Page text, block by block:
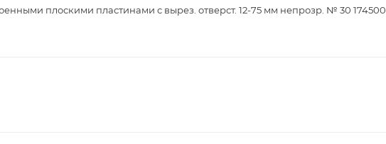
плоскими пластинами с вырез. отверст. 12-75 мм непрозр. № 30 174500